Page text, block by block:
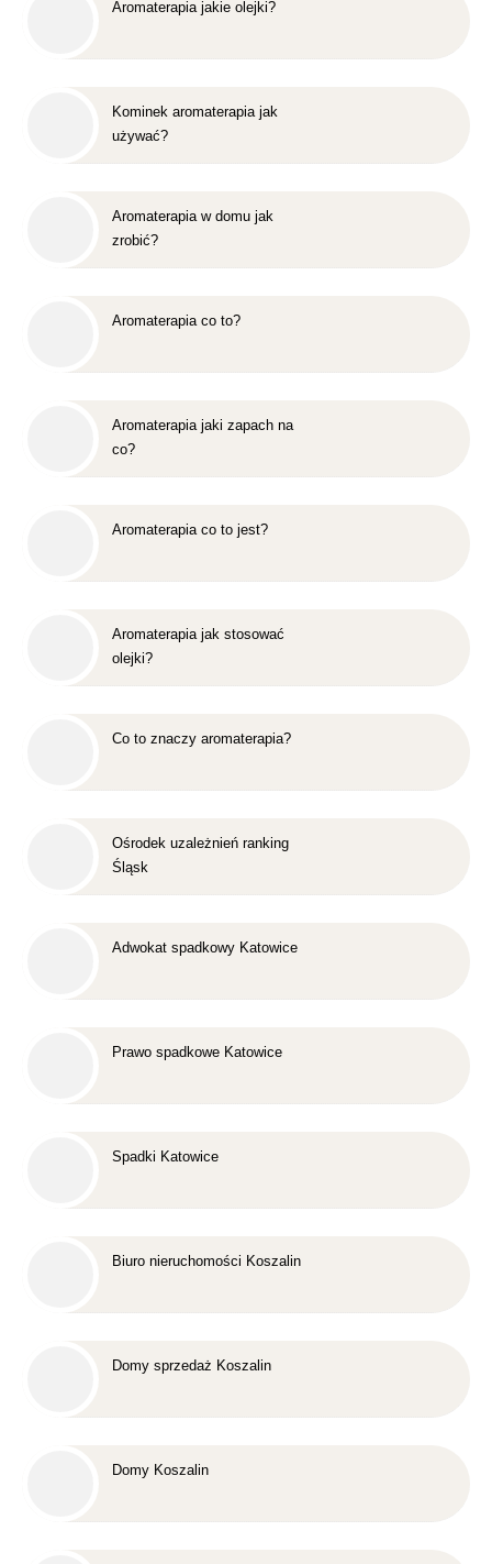
Aromaterapia jakie olejki?
Kominek aromaterapia jak
używać?
Aromaterapia w domu jak
zrobić?
Aromaterapia co to?
Aromaterapia jaki zapach na
co?
Aromaterapia co to jest?
Aromaterapia jak stosować
olejki?
Co to znaczy aromaterapia?
Ośrodek uzależnień ranking
Śląsk
Adwokat spadkowy Katowice
Prawo spadkowe Katowice
Spadki Katowice
Biuro nieruchomości Koszalin
Domy sprzedaż Koszalin
Domy Koszalin